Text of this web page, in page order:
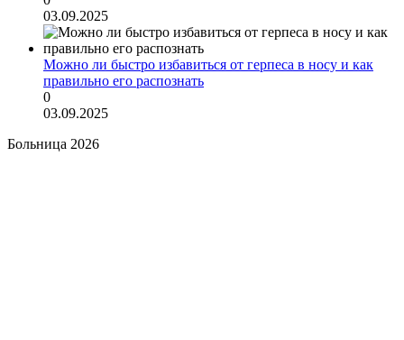
03.09.2025
Можно ли быстро избавиться от герпеса в носу и как
правильно его распознать
0
03.09.2025
Больница 2026